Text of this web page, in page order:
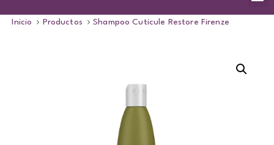
Inicio Productos Shampoo Cuticule Restore Firenze